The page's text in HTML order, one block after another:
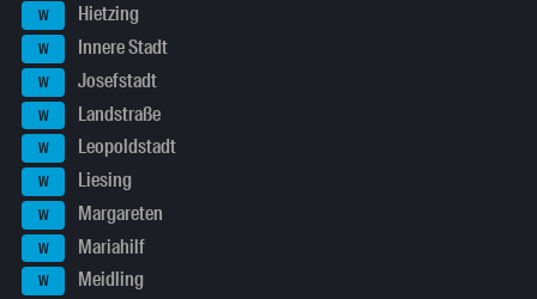
W Hietzing
W Innere Stadt
W Josefstadt
W Landstraße
W Leopoldstadt
W Liesing
W Margareten
W Mariahilf
W Meidling